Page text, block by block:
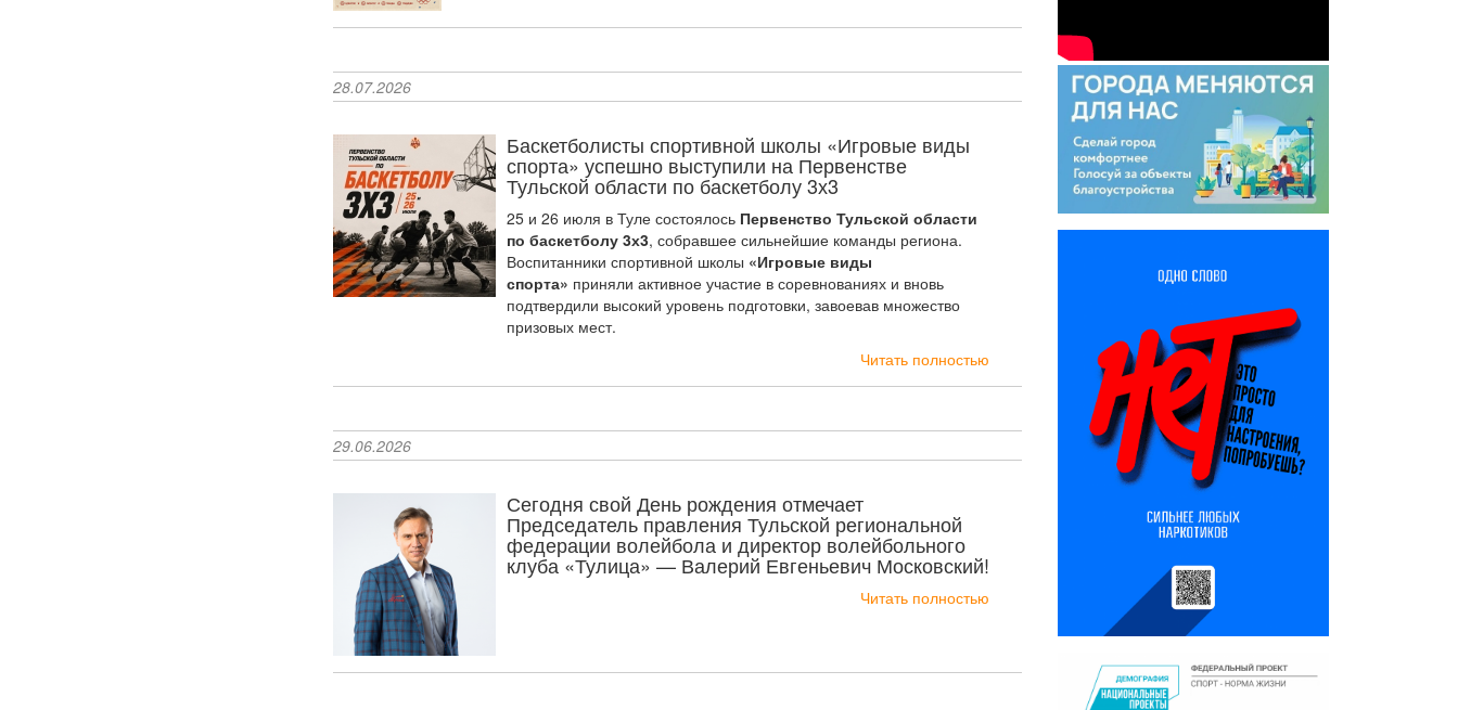
28.07.2026
Баскетболисты спортивной школы «Игровые виды
спорта» успешно выступили на Первенстве
Тульской области по баскетболу 3х3
25 и 26 июля в Туле состоялось Первенство Тульской области
по баскетболу 3х3, собравшее сильнейшие команды региона.
Воспитанники спортивной школы «Игровые виды
спорта» приняли активное участие в соревнованиях и вновь
подтвердили высокий уровень подготовки, завоевав множество
призовых мест.
Читать полностью
29.06.2026
Сегодня свой День рождения отмечает
Председатель правления Тульской региональной
федерации волейбола и директор волейбольного
клуба «Тулица» — Валерий Евгеньевич Московский!
Читать полностью